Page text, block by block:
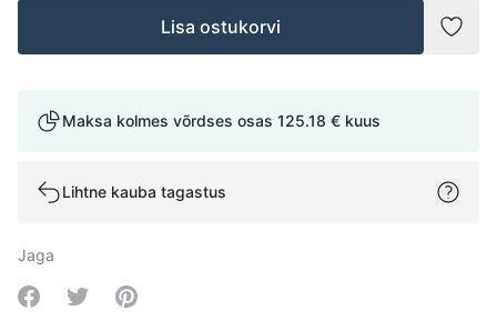
Lisa ostukorvi
Maksa kolmes võrdses osas 125.18 € kuus
Lihtne kauba tagastus
Jaga
Share on Facebook
Share on Twitter
Share on Pinterest